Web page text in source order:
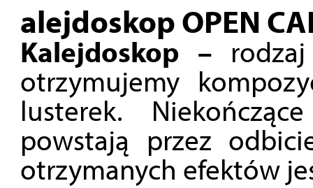
alejdoskop OPEN
Kalejdoskop –
otrzymujemy
lusterek.
powstają przez
otrzymanych efektów